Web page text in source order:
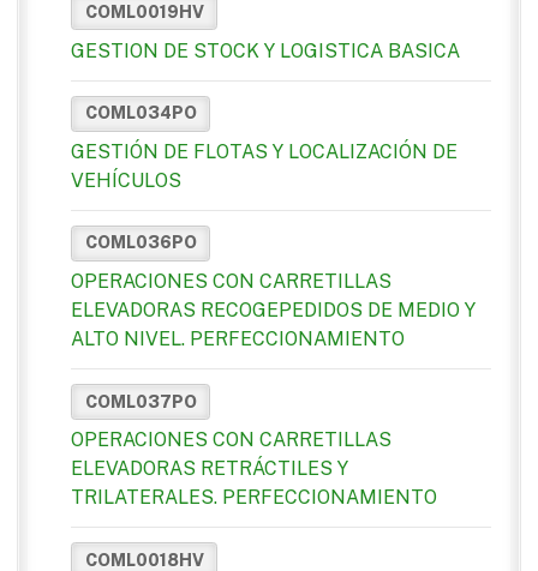
COML0019HV
GESTION DE STOCK Y LOGISTICA BASICA
COML034PO
GESTIÓN DE FLOTAS Y LOCALIZACIÓN DE
VEHÍCULOS
COML036PO
OPERACIONES CON CARRETILLAS
ELEVADORAS RECOGEPEDIDOS DE MEDIO Y
ALTO NIVEL. PERFECCIONAMIENTO
COML037PO
OPERACIONES CON CARRETILLAS
ELEVADORAS RETRÁCTILES Y
TRILATERALES. PERFECCIONAMIENTO
COML0018HV